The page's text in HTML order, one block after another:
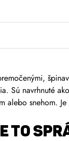
Sú navrhnuté
alebo snehom.
TO